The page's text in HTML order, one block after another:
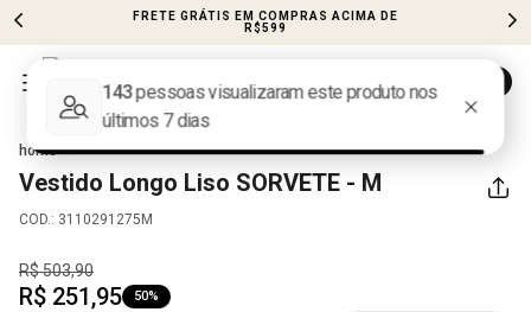
FRETE GRÁTIS EM COMPRAS ACIMA DE
R$599
ROUPAS LOOK INTEIRO VESTIDOS
Vestido Longo Liso SORVETE - M
COD.: 3110291275M
R$503,90
R$ 251,95 50%